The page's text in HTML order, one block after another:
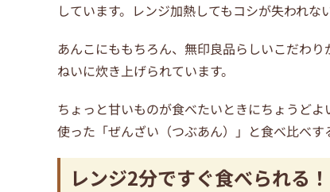
しています。レンジ加熱してもコシが失われな
あんこにももちろん、 無印良品らしいこだわ
ねいに炊き上げられています。
ちょっと甘いものが食べたいときにちょうど
使った「ぜんざい（つぶあん）」と食べ比べす
レンジ2分ですぐ食べられる！